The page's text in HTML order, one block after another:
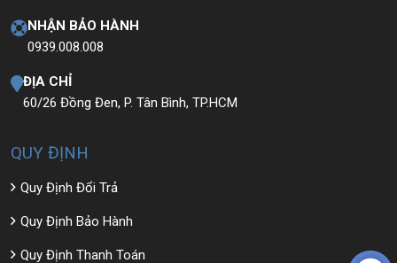
NHẬN BẢO HÀNH
0939.008.008
ĐỊA CHỈ
60/26 Đồng Đen, P. Tân Bình, TP.HCM
QUY ĐỊNH
Quy Định Đổi Trả
Quy Định Bảo Hành
Quy Định Thanh Toán